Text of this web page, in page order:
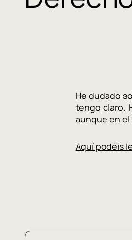
He dudado
tengo claro.
aunque en
Aquí podéis